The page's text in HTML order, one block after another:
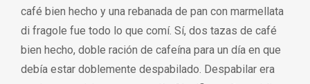
café bien hecho y una rebanada de pan con marmellata
di fragole fue todo lo que comí. Sí, dos tazas de café
bien hecho, doble ración de cafeína para un día en que
debía estar doblemente despabilado. Despabilar era